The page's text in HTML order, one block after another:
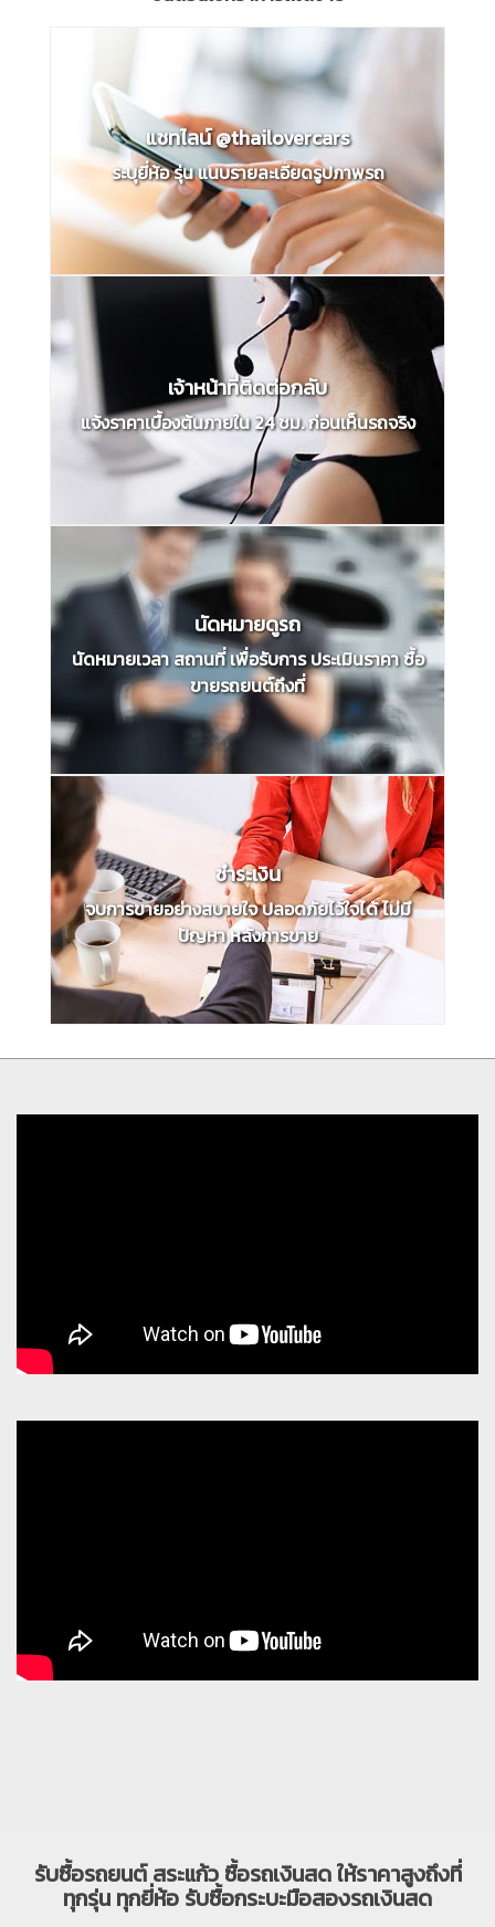
แชทไลน์ @thailovercars
ระบุยี่ห้อ รุ่น แนบรายละเอียดรูปภาพรถ
เจ้าหน้าที่ติดต่อกลับ
แจ้งราคาเบื้องต้นภายใน 24 ชม. ก่อนเห็นรถจริง
นัดหมายดูรถ
นัดหมายเวลา สถานที่ เพื่อรับการ ประเมินราคา ซื้อ
ขายรถยนต์ถึงที่
ชำระเงิน
จบการขายอย่างสบายใจ ปลอดภัยไว้ใจได้ ไม่มี
ปัญหา หลังการขาย
รับซื้อรถยนต์ สระแก้ว ซื้อรถเงินสด ให้ราคาสูงถึงที่
ทุกรุ่น ทุกยี่ห้อ รับซื้อกระบะมือสองรถเงินสด